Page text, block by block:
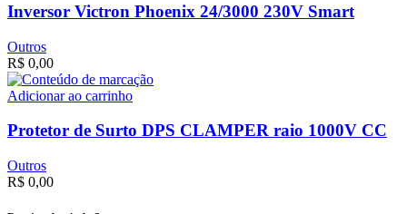
Inversor Victron Phoenix 24/3000 230V Smart
Outros
R$ 0,00
Adicionar ao carrinho
Protetor de Surto DPS CLAMPER raio 1000V CC
Outros
R$ 0,00